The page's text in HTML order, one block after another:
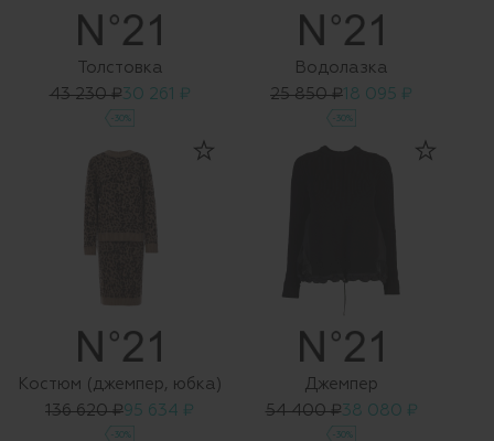
Толстовка
43 230 ₽ 30 261 ₽
-30%
Водолазка
25 850 ₽18 095 ₽
-30%
Костюм (джемпер, юбка)
136 620 ₽95 634 ₽
-30%
Джемпер
54 400 ₽ 38 080 ₽
-30%